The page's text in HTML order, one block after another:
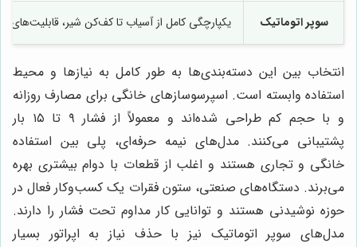
سوپر اتوماتیک یکپارچگی کامل از آسیاب تا کف‌کن شیر، قابلیت‌های
انتخاب بین این دسته‌بندی‌ها به طور کامل به نیازها و محیط
استفاده وابسته است. اسپرسوسازهای خانگی برای مصارف روزانه
و با حجم کم طراحی شده‌اند و معمولاً از فشار ۹ تا ۱۵ بار
پشتیبانی می‌کنند. مدل‌های نیمه حرفه‌ای، پلی بین استفاده
خانگی و تجاری هستند و اغلب از قطعات با دوام بیشتری بهره
می‌برند. دستگاه‌های صنعتی، ستون فقرات یک کسب‌وکار فعال در
حوزه نوشیدنی هستند و توانایی کار مداوم تحت فشار را دارند.
مدل‌های سوپر اتوماتیک نیز با حذف نیاز به اپراتور بسیار